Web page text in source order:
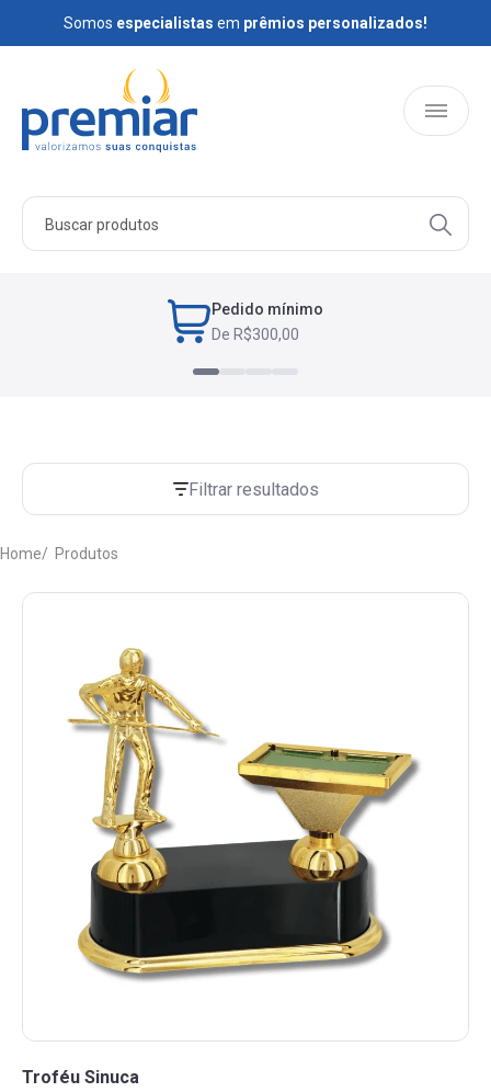
Somos especialistas em prêmios personalizados!
Somosespecialistas emprêmios personalizados!
HOME
Pedido mínimo
De R$300,00
Filtrar resultados
Home Produtos
Troféu Sinuca